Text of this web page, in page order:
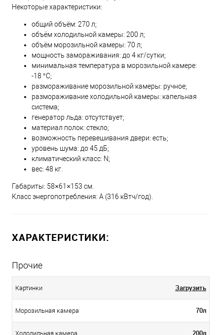
Некоторые характеристики:
общий объём: 270 л;
объём холодильной камеры: 200 л;
объём морозильной камеры: 70 л;
мощность замораживания: до 4 кг/сутки;
минимальная температура в морозильной камере:
-18 °C;
размораживание морозильной камеры: ручное;
размораживание холодильной камеры: капельная
система;
генератор льда: отсутствует;
материал полок: стекло;
возможность перевешивания двери: есть;
уровень шума: до 45 дБ;
климатический класс: N;
вес: 48 кг.
Габариты: 58×61×153 см.
Класс энергопотребления: A (316 кВтч/год).
ХАРАКТЕРИСТИКИ:
Прочие
Картинки Загрузить
Морозильная камера 70л
Холодильная камера 200л